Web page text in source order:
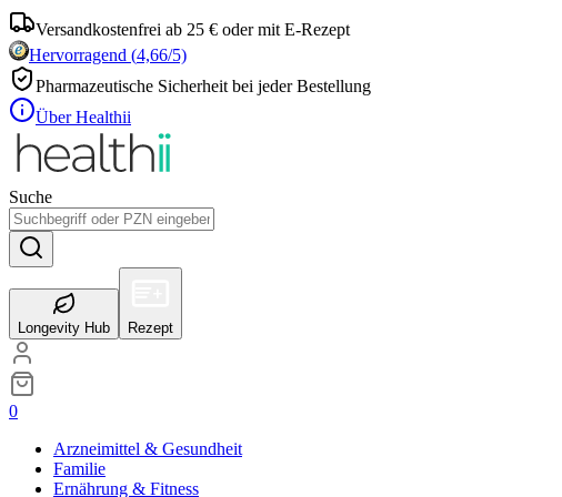
Versandkostenfrei ab 25 € oder mit E-Rezept
Hervorragend (4,66/5)
Pharmazeutische Sicherheit bei jeder Bestellung
Über Healthii
Suche
Longevity Hub Rezept
0
Arzneimittel & Gesundheit
Familie
Ernährung & Fitness